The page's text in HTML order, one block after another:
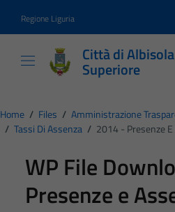
Regione Liguria
Città di Albisola
Superiore
Home / Files / Amministrazione
/ Tassi Di Assenza / 2014 - Presenze
WP File
Presenze e